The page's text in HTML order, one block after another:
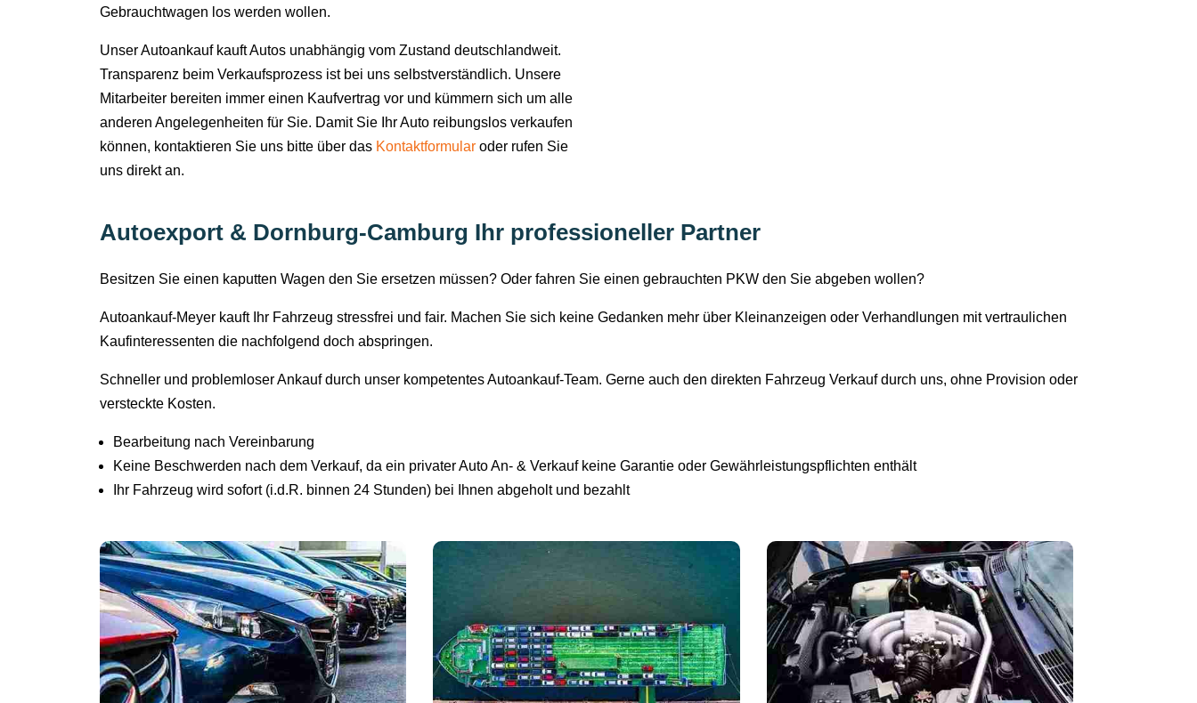
Gebrauchtwagen los werden wollen.
Unser Autoankauf kauft Autos unabhängig vom Zustand deutschlandweit.
Transparenz beim Verkaufsprozess ist bei uns selbstverständlich. Unsere
Mitarbeiter bereiten immer einen Kaufvertrag vor und kümmern sich um alle
anderen Angelegenheiten für Sie. Damit Sie Ihr Auto reibungslos verkaufen
können, kontaktieren Sie uns bitte über das Kontaktformular oder rufen Sie
uns direkt an.
Autoexport & Dornburg-Camburg Ihr professioneller Partner
Besitzen Sie einen kaputten Wagen den Sie ersetzen müssen? Oder fahren Sie einen gebrauchten PKW den Sie abgeben wollen?
Autoankauf-Meyer kauft Ihr Fahrzeug stressfrei und fair. Machen Sie sich keine Gedanken mehr über Kleinanzeigen oder Verhandlungen mit vertraulichen
Kaufinteressenten die nachfolgend doch abspringen.
Schneller und problemloser Ankauf durch unser kompetentes Autoankauf-Team. Gerne auch den direkten Fahrzeug Verkauf durch uns, ohne Provision oder
versteckte Kosten.
Bearbeitung nach Vereinbarung
Keine Beschwerden nach dem Verkauf, da ein privater Auto An- & Verkauf keine Garantie oder Gewährleistungspflichten enthält
Ihr Fahrzeug wird sofort (i.d.R. binnen 24 Stunden) bei Ihnen abgeholt und bezahlt